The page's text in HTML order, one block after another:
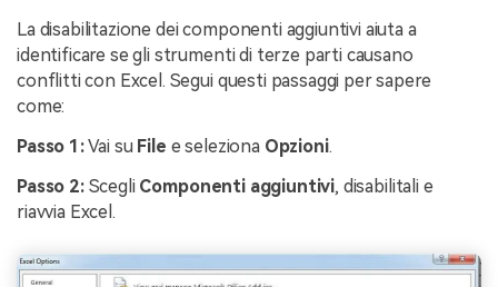
La disabilitazione dei componenti aggiuntivi aiuta a
identificare se gli strumenti di terze parti causano
conflitti con Excel. Segui questi passaggi per sapere
come:
Passo 1:Vai su File e seleziona Opzioni.
Passo 2:Scegli Componenti aggiuntivi, disabilitali e
riavvia Excel.